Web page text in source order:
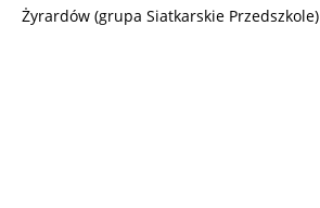
Żyrardów (grupa Siatkarskie Przedszkole)